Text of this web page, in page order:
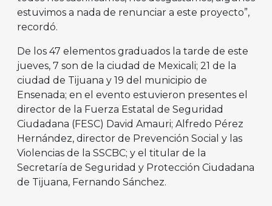
estuvimos a nada de renunciar a este proyecto”,
recordó.
De los 47 elementos graduados la tarde de este
jueves, 7 son de la ciudad de Mexicali; 21 de la
ciudad de Tijuana y 19 del municipio de
Ensenada; en el evento estuvieron presentes el
director de la Fuerza Estatal de Seguridad
Ciudadana (FESC) David Amauri; Alfredo Pérez
Hernández, director de Prevención Social y las
Violencias de la SSCBC; y el titular de la
Secretaría de Seguridad y Protección Ciudadana
de Tijuana, Fernando Sánchez.